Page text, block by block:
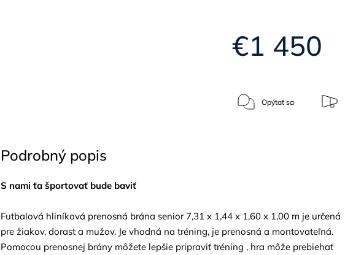
€1 450
Opýtať sa
Podrobný popis
S nami ťa športovať bude baviť
Futbalová hliníková prenosná brána senior 7,31 x 1,44 x 1,60 x 1,00 m je určená
pre žiakov, dorast a mužov. Je vhodná na tréning, je prenosná a montovateľná.
Pomocou prenosnej brány môžete lepšie pripraviť tréning , hra môže prebiehať